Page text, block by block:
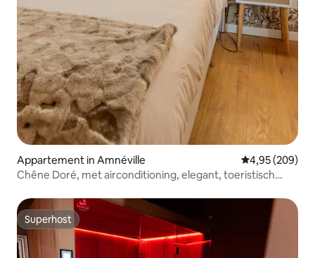
Appartement in Amnéville Gemiddelde
4,95 (209)
Chêne Doré, met airconditioning, elegant, toeristisch
Superhost
Superhost